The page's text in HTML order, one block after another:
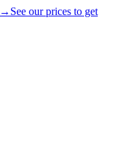
→ See our prices to get